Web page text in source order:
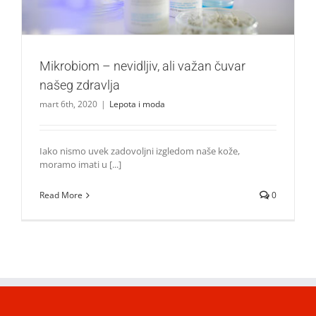
Mikrobiom – nevidljiv, ali važan čuvar
našeg zdravlja
mart 6th, 2020 | Lepota i moda
Iako nismo uvek zadovoljni izgledom naše kože,
moramo imati u [...]
Read More 0